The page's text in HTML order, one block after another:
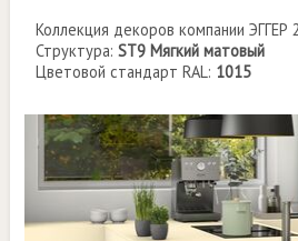
Коллекция декоров компании ЭГГЕР
Структура:ST9 Мягкий матовый
Цветовой стандарт RAL: 1015